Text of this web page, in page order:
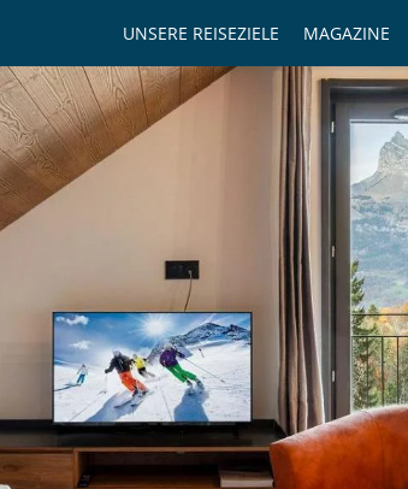
MAGAZINE
UNSERE REISEZIELE